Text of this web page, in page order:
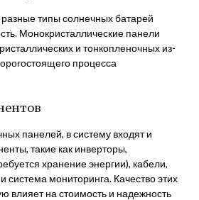
типы солнечных батарей
Монокристаллические панели
и тонкопленочных из-
процесса
панелей, в систему входят и
такие как инверторы,
хранение энергии), кабели,
система мониторинга. Качество этих
влияет на стоимость и надежность